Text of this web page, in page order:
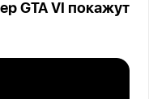
GTA VI покажут